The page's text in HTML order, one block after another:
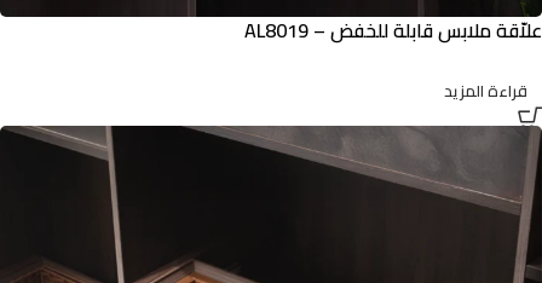
علاّقة ملابس قابلة للخفض – AL8019
قراءة المزيد